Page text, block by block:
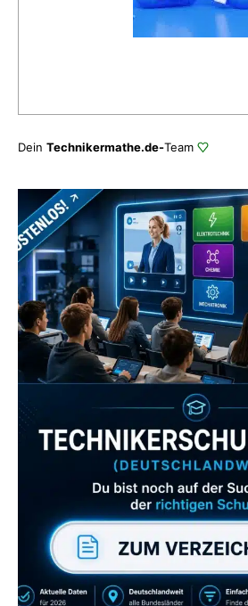
Dein Technikermathe.de-Team
Zum
Abonniere
gerne
wenn dir unsere
ZUM YOUTUBE